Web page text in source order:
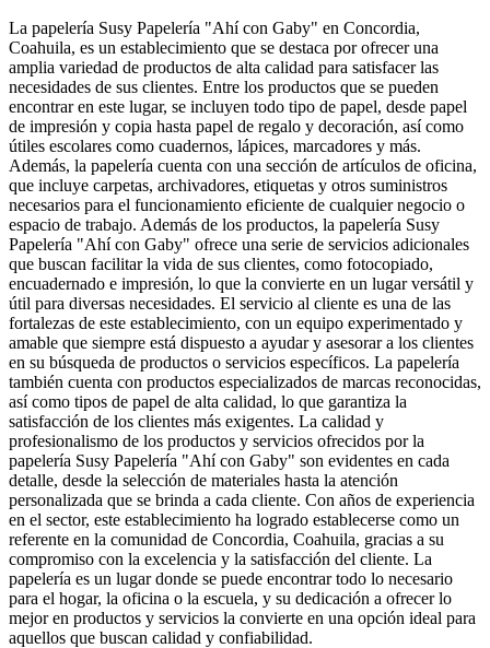
La papelería Susy Papelería "Ahí con Gaby" en Concordia,
Coahuila, es un establecimiento que se destaca por ofrecer una
amplia variedad de productos de alta calidad para satisfacer las
necesidades de sus clientes. Entre los productos que se pueden
encontrar en este lugar, se incluyen todo tipo de papel, desde papel
de impresión y copia hasta papel de regalo y decoración, así como
útiles escolares como cuadernos, lápices, marcadores y más.
Además, la papelería cuenta con una sección de artículos de oficina,
que incluye carpetas, archivadores, etiquetas y otros suministros
necesarios para el funcionamiento eficiente de cualquier negocio o
espacio de trabajo. Además de los productos, la papelería Susy
Papelería "Ahí con Gaby" ofrece una serie de servicios adicionales
que buscan facilitar la vida de sus clientes, como fotocopiado,
encuadernado e impresión, lo que la convierte en un lugar versátil y
útil para diversas necesidades. El servicio al cliente es una de las
fortalezas de este establecimiento, con un equipo experimentado y
amable que siempre está dispuesto a ayudar y asesorar a los clientes
en su búsqueda de productos o servicios específicos. La papelería
también cuenta con productos especializados de marcas reconocidas,
así como tipos de papel de alta calidad, lo que garantiza la
satisfacción de los clientes más exigentes. La calidad y
profesionalismo de los productos y servicios ofrecidos por la
papelería Susy Papelería "Ahí con Gaby" son evidentes en cada
detalle, desde la selección de materiales hasta la atención
personalizada que se brinda a cada cliente. Con años de experiencia
en el sector, este establecimiento ha logrado establecerse como un
referente en la comunidad de Concordia, Coahuila, gracias a su
compromiso con la excelencia y la satisfacción del cliente. La
papelería es un lugar donde se puede encontrar todo lo necesario
para el hogar, la oficina o la escuela, y su dedicación a ofrecer lo
mejor en productos y servicios la convierte en una opción ideal para
aquellos que buscan calidad y confiabilidad.